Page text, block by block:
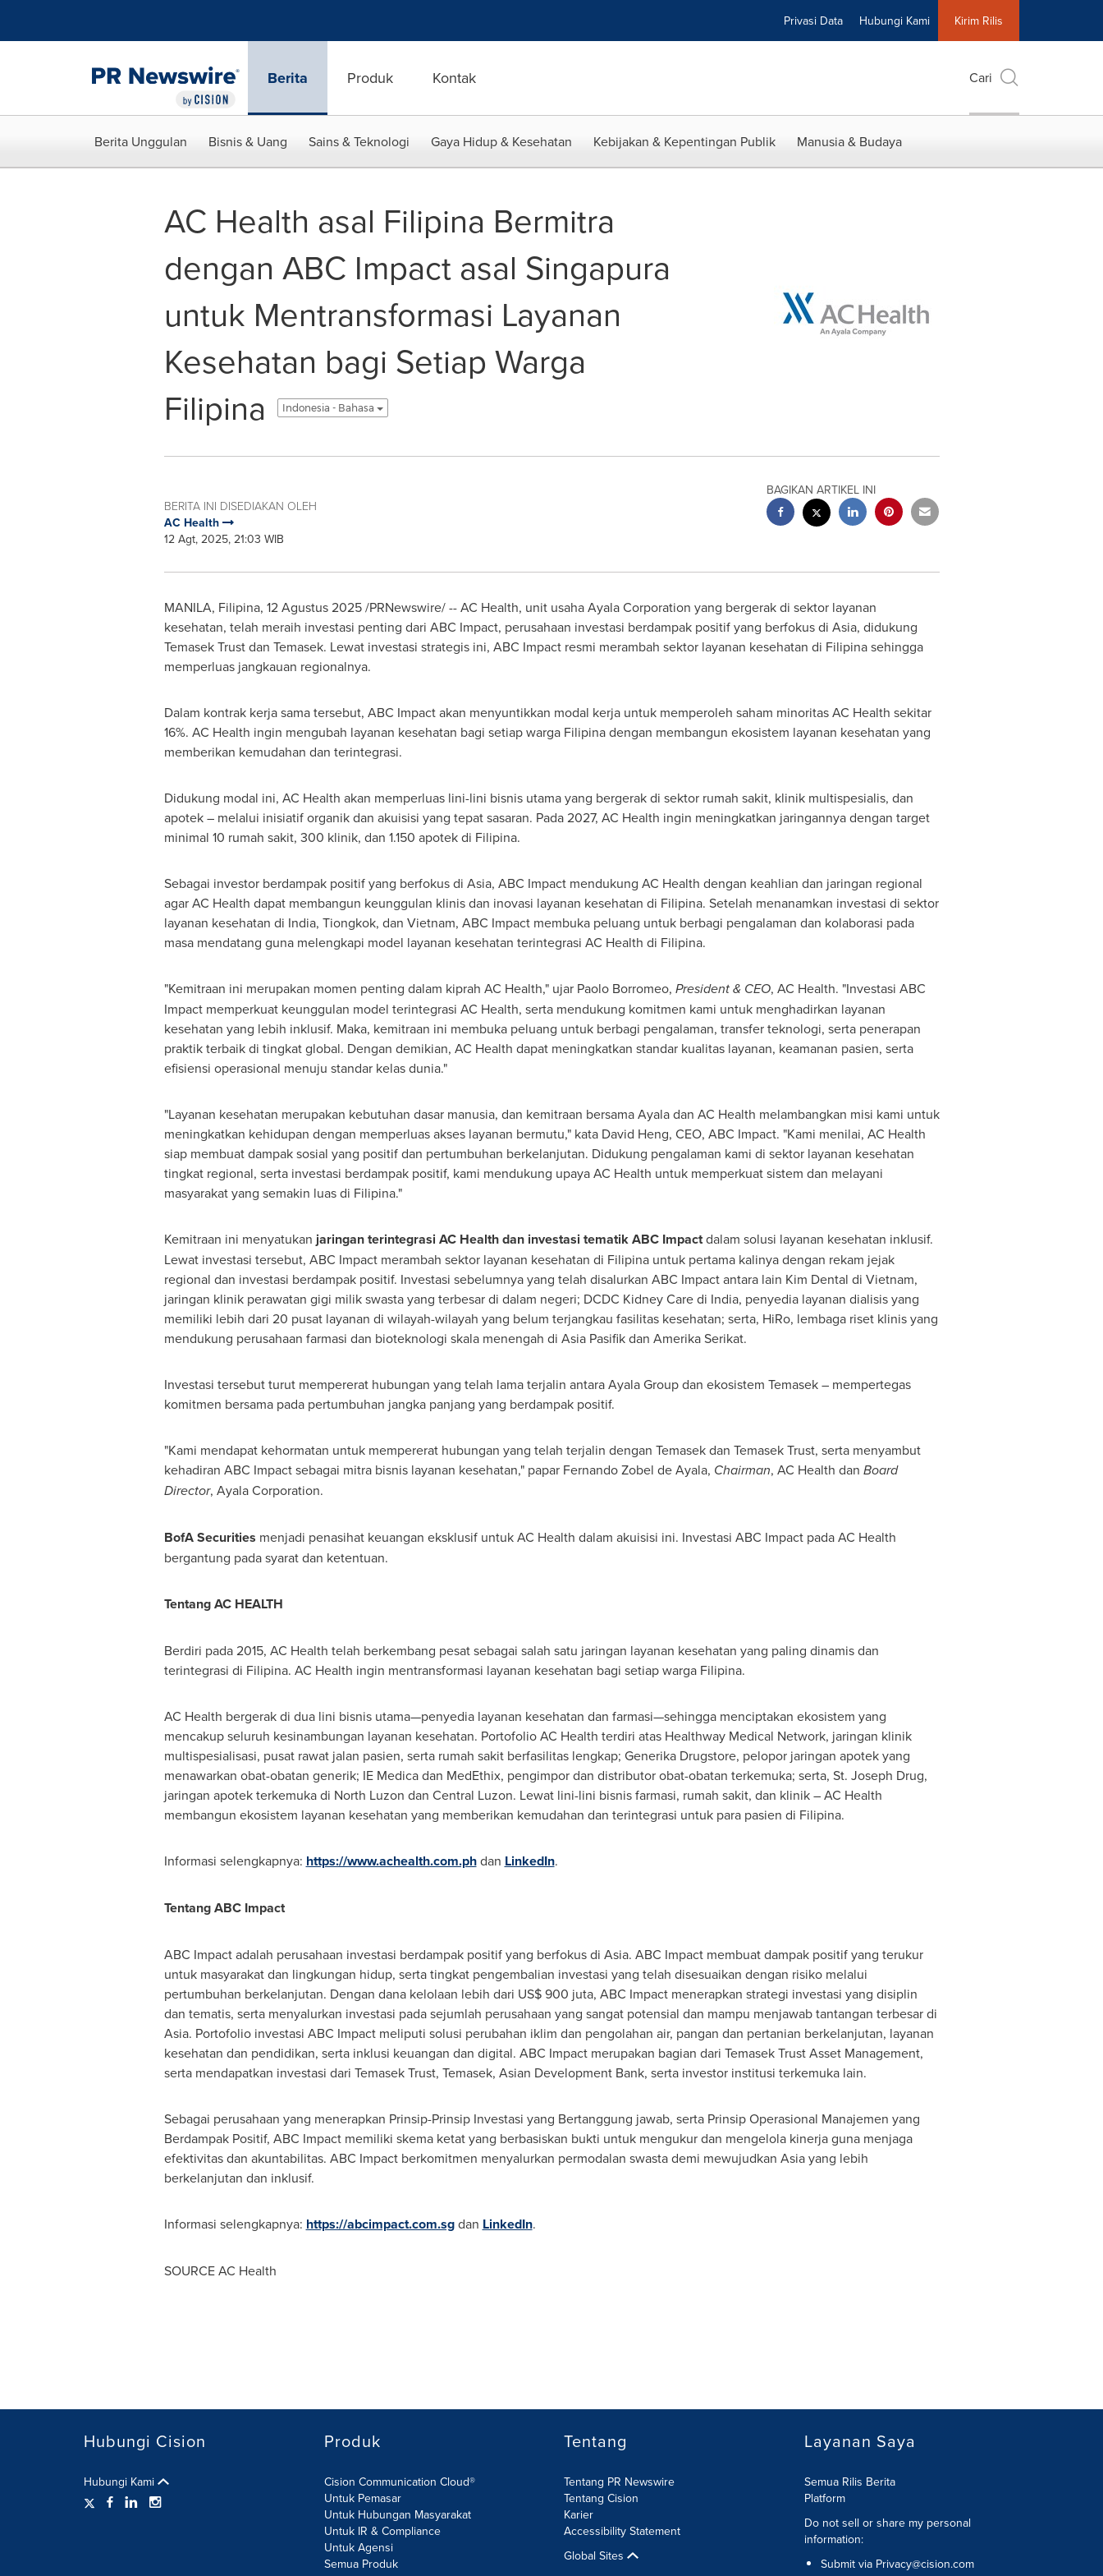
Privasi Data Hubungi Kami Kirim Rilis
Berita Produk Kontak Cari
Berita Unggulan Bisnis & Uang Sains & Teknologi Gaya Hidup & Kesehatan Kebijakan & Kepentingan Publik Manusia & Budaya
AC Health asal Filipina Bermitra
dengan ABC Impact asal Singapura
untuk Mentransformasi Layanan
Kesehatan bagi Setiap Warga
Filipina
Indonesia - Bahasa
BERITA INI DISEDIAKAN OLEH
AC Health
12 Agt, 2025, 21:03 WIB
BAGIKAN ARTIKEL INI
MANILA, Filipina, 12 Agustus 2025 /PRNewswire/ -- AC Health, unit usaha Ayala Corporation yang bergerak di sektor layanan
kesehatan, telah meraih investasi penting dari ABC Impact, perusahaan investasi berdampak positif yang berfokus di Asia, didukung
Temasek Trust dan Temasek. Lewat investasi strategis ini, ABC Impact resmi merambah sektor layanan kesehatan di Filipina sehingga
memperluas jangkauan regionalnya.
Dalam kontrak kerja sama tersebut, ABC Impact akan menyuntikkan modal kerja untuk memperoleh saham minoritas AC Health sekitar
16%. AC Health ingin mengubah layanan kesehatan bagi setiap warga Filipina dengan membangun ekosistem layanan kesehatan yang
memberikan kemudahan dan terintegrasi.
Didukung modal ini, AC Health akan memperluas lini-lini bisnis utama yang bergerak di sektor rumah sakit, klinik multispesialis, dan
apotek – melalui inisiatif organik dan akuisisi yang tepat sasaran. Pada 2027, AC Health ingin meningkatkan jaringannya dengan target
minimal 10 rumah sakit, 300 klinik, dan 1.150 apotek di Filipina.
Sebagai investor berdampak positif yang berfokus di Asia, ABC Impact mendukung AC Health dengan keahlian dan jaringan regional
agar AC Health dapat membangun keunggulan klinis dan inovasi layanan kesehatan di Filipina. Setelah menanamkan investasi di sektor
layanan kesehatan di India, Tiongkok, dan Vietnam, ABC Impact membuka peluang untuk berbagi pengalaman dan kolaborasi pada
masa mendatang guna melengkapi model layanan kesehatan terintegrasi AC Health di Filipina.
"Kemitraan ini merupakan momen penting dalam kiprah AC Health," ujar Paolo Borromeo, President & CEO, AC Health. "Investasi ABC
Impact memperkuat keunggulan model terintegrasi AC Health, serta mendukung komitmen kami untuk menghadirkan layanan
kesehatan yang lebih inklusif. Maka, kemitraan ini membuka peluang untuk berbagi pengalaman, transfer teknologi, serta penerapan
praktik terbaik di tingkat global. Dengan demikian, AC Health dapat meningkatkan standar kualitas layanan, keamanan pasien, serta
efisiensi operasional menuju standar kelas dunia."
"Layanan kesehatan merupakan kebutuhan dasar manusia, dan kemitraan bersama Ayala dan AC Health melambangkan misi kami untuk
meningkatkan kehidupan dengan memperluas akses layanan bermutu," kata David Heng, CEO, ABC Impact. "Kami menilai, AC Health
siap membuat dampak sosial yang positif dan pertumbuhan berkelanjutan. Didukung pengalaman kami di sektor layanan kesehatan
tingkat regional, serta investasi berdampak positif, kami mendukung upaya AC Health untuk memperkuat sistem dan melayani
masyarakat yang semakin luas di Filipina."
Kemitraan ini menyatukan jaringan terintegrasi AC Health dan investasi tematik ABC Impactdalam solusi layanan kesehatan inklusif.
Lewat investasi tersebut, ABC Impact merambah sektor layanan kesehatan di Filipina untuk pertama kalinya dengan rekam jejak
regional dan investasi berdampak positif. Investasi sebelumnya yang telah disalurkan ABC Impact antara lain Kim Dental di Vietnam,
jaringan klinik perawatan gigi milik swasta yang terbesar di dalam negeri; DCDC Kidney Care di India, penyedia layanan dialisis yang
memiliki lebih dari 20 pusat layanan di wilayah-wilayah yang belum terjangkau fasilitas kesehatan; serta, HiRo, lembaga riset klinis yang
mendukung perusahaan farmasi dan bioteknologi skala menengah di Asia Pasifik dan Amerika Serikat.
Investasi tersebut turut mempererat hubungan yang telah lama terjalin antara Ayala Group dan ekosistem Temasek – mempertegas
komitmen bersama pada pertumbuhan jangka panjang yang berdampak positif.
"Kami mendapat kehormatan untuk mempererat hubungan yang telah terjalin dengan Temasek dan Temasek Trust, serta menyambut
kehadiran ABC Impact sebagai mitra bisnis layanan kesehatan," papar Fernando Zobel de Ayala, Chairman, AC Health dan Board
Director, Ayala Corporation.
BofA Securities menjadi penasihat keuangan eksklusif untuk AC Health dalam akuisisi ini. Investasi ABC Impact pada AC Health
bergantung pada syarat dan ketentuan.
Tentang AC HEALTH
Berdiri pada 2015, AC Health telah berkembang pesat sebagai salah satu jaringan layanan kesehatan yang paling dinamis dan
terintegrasi di Filipina. AC Health ingin mentransformasi layanan kesehatan bagi setiap warga Filipina.
AC Health bergerak di dua lini bisnis utama—penyedia layanan kesehatan dan farmasi—sehingga menciptakan ekosistem yang
mencakup seluruh kesinambungan layanan kesehatan. Portofolio AC Health terdiri atas Healthway Medical Network, jaringan klinik
multispesialisasi, pusat rawat jalan pasien, serta rumah sakit berfasilitas lengkap; Generika Drugstore, pelopor jaringan apotek yang
menawarkan obat-obatan generik; IE Medica dan MedEthix, pengimpor dan distributor obat-obatan terkemuka; serta, St. Joseph Drug,
jaringan apotek terkemuka di North Luzon dan Central Luzon. Lewat lini-lini bisnis farmasi, rumah sakit, dan klinik – AC Health
membangun ekosistem layanan kesehatan yang memberikan kemudahan dan terintegrasi untuk para pasien di Filipina.
Informasi selengkapnya: https://www.achealth.com.phdan LinkedIn.
Tentang ABC Impact
ABC Impact adalah perusahaan investasi berdampak positif yang berfokus di Asia. ABC Impact membuat dampak positif yang terukur
untuk masyarakat dan lingkungan hidup, serta tingkat pengembalian investasi yang telah disesuaikan dengan risiko melalui
pertumbuhan berkelanjutan. Dengan dana kelolaan lebih dari US$ 900 juta, ABC Impact menerapkan strategi investasi yang disiplin
dan tematis, serta menyalurkan investasi pada sejumlah perusahaan yang sangat potensial dan mampu menjawab tantangan terbesar di
Asia. Portofolio investasi ABC Impact meliputi solusi perubahan iklim dan pengolahan air, pangan dan pertanian berkelanjutan, layanan
kesehatan dan pendidikan, serta inklusi keuangan dan digital. ABC Impact merupakan bagian dari Temasek Trust Asset Management,
serta mendapatkan investasi dari Temasek Trust, Temasek, Asian Development Bank, serta investor institusi terkemuka lain.
Sebagai perusahaan yang menerapkan Prinsip-Prinsip Investasi yang Bertanggung jawab, serta Prinsip Operasional Manajemen yang
Berdampak Positif, ABC Impact memiliki skema ketat yang berbasiskan bukti untuk mengukur dan mengelola kinerja guna menjaga
efektivitas dan akuntabilitas. ABC Impact berkomitmen menyalurkan permodalan swasta demi mewujudkan Asiayang lebih
berkelanjutan dan inklusif.
Informasi selengkapnya: https://abcimpact.com.sgdan LinkedIn.
SOURCE AC Health
Hubungi Cision
Hubungi Kami
Produk
Cision Communication Cloud®
Untuk Pemasar
Untuk Hubungan Masyarakat
Untuk IR & Compliance
Untuk Agensi
Semua Produk
Tentang
Tentang PR Newswire
Tentang Cision
Karier
Accessibility Statement
Global Sites
Layanan Saya
Semua Rilis Berita
Platform
Do not sell or share my personal
information:
Submit via Privacy@cision.com